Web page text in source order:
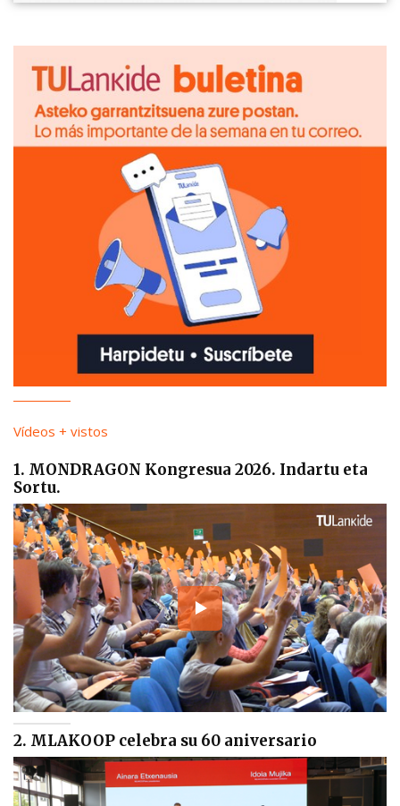
Vídeos + vistos
1. MONDRAGON Kongresua 2026. Indartu eta
Sortu.
2. MLAKOOP celebra su 60 aniversario